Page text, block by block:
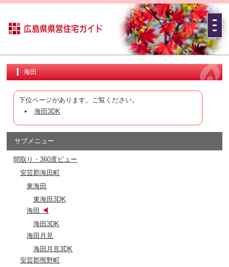
海田
下位ページがあります。ご覧ください。
海田3DK
サブメニュー
間取り・360度ビュー
安芸郡海田町
東海田
東海田3DK
海田
海田3DK
海田月見
海田月見3DK
安芸郡熊野町